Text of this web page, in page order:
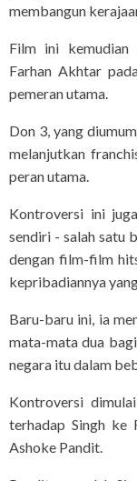
membangun
Film ini
Farhan Akhtar
pemeran utama.
Don 3, yang
melanjutkan
peran utama.
Kontroversi ini
sendiri - salah satu
dengan film-film
kepribadiannya
Baru-baru ini, ia
mata-mata dua
negara itu dalam
Kontroversi
terhadap Singh ke
Ashoke Pandit.